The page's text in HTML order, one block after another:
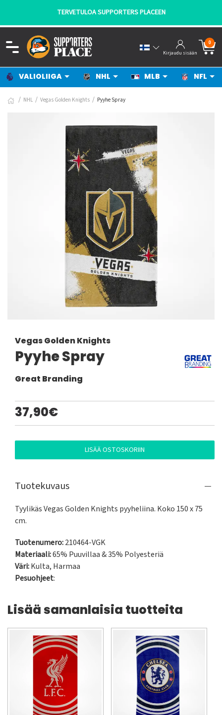
TERVETULOA SUPPORTERS PLACEEN
Kirjaudu sisään
0
VALIOLIIGA NHL MLB NFL
NHL Vegas Golden Knights Pyyhe Spray
Vegas Golden Knights
Pyyhe Spray
Great Branding
37,90€
LISÄÄ OSTOSKORIIN
Tuotekuvaus
Tyylikäs Vegas Golden Knights pyyheliina. Koko 150 x 75
cm.
Tuotenumero:210464-VGK
Materiaali:65% Puuvillaa & 35% Polyesteriä
Väri:Kulta, Harmaa
Pesuohjeet:
Lisää samanlaisia tuotteita